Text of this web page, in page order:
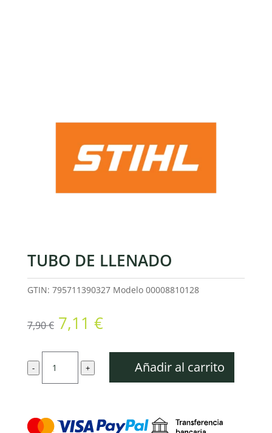
TUBO DE LLENADO
GTIN: 795711390327 Modelo 00008810128
7,90€ El
precio
original
era:
7,90 €.
7,11 €El
actual
7,11 €.
- + Añadir al carrito